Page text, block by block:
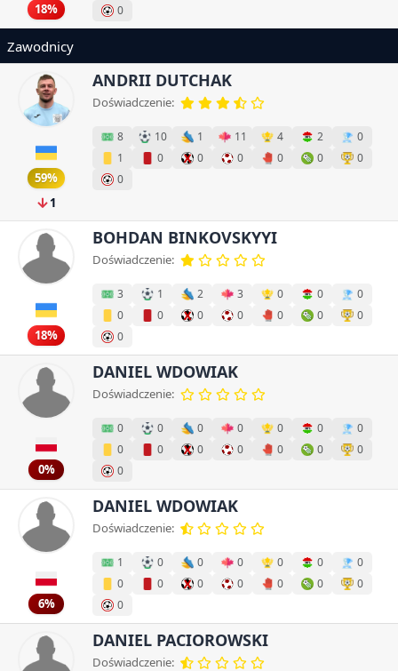
18%
0
Zawodnicy
59%
1
ANDRII DUTCHAK
Doświadczenie:
8 10 1 11 4 2
0
1
0 0 0 0 0
0
0
18%
BOHDAN BINKOVSKYYI
Doświadczenie:
3 1 2 3 0 0
0
0
0 0 0 0 0
0
0
0%
DANIEL WDOWIAK
Doświadczenie:
0 0 0 0 0 0
0
0
0 0 0 0 0
0
0
6%
DANIEL WDOWIAK
Doświadczenie:
1 0 0 0 0 0
0
0
0 0 0 0 0
0
0
DANIEL PACIOROWSKI
Doświadczenie: